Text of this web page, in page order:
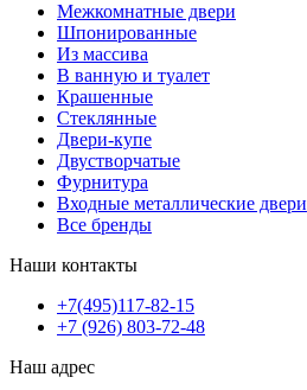
Межкомнатные двери
Шпонированные
Из массива
В ванную и туалет
Крашенные
Стеклянные
Двери-купе
Двустворчатые
Фурнитура
Входные металлические двери
Все бренды
Наши контакты
+7(495)117-82-15
+7 (926) 803-72-48
Наш адрес